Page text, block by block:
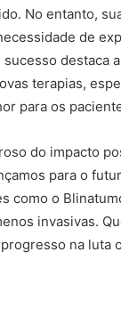
No entanto,
de
destaca
terapias,
para os
do impacto
para o
como o
invasivas.
na luta